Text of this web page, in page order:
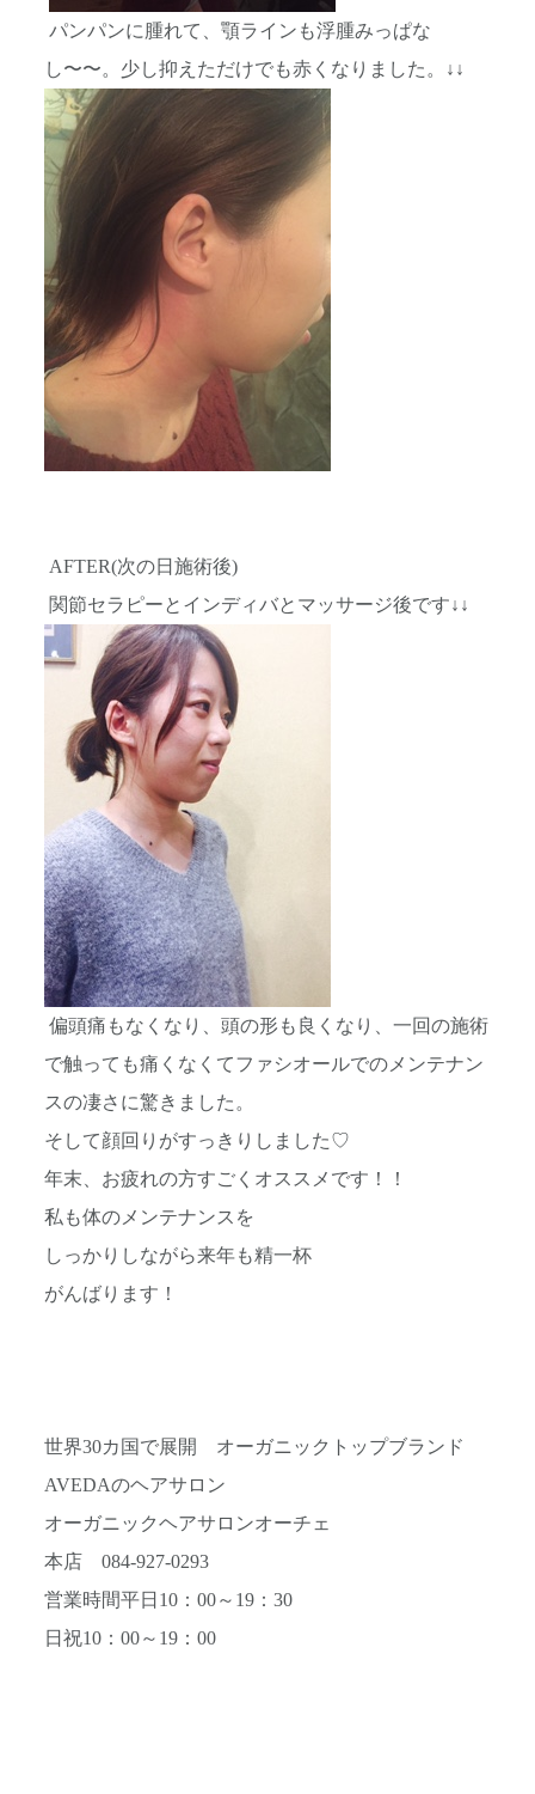
パンパンに腫れて、顎ラインも浮腫みっぱな
し〜〜。少し抑えただけでも赤くなりました。↓↓
AFTER(次の日施術後)
関節セラピーとインディバとマッサージ後です↓↓
偏頭痛もなくなり、頭の形も良くなり、一回の施術
で触っても痛くなくてファシオールでのメンテナン
スの凄さに驚きました。
そして顔回りがすっきりしました♡
年末、お疲れの方すごくオススメです！！
私も体のメンテナンスを
しっかりしながら来年も精一杯
がんばります！
世界30カ国で展開 オーガニックトップブランド
AVEDAのヘアサロン
オーガニックヘアサロンオーチェ
本店 084-927-0293
営業時間平日10：00～19：30
日祝10：00～19：00